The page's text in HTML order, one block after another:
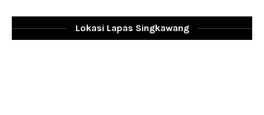
Lokasi Lapas Singkawang